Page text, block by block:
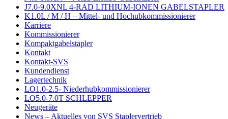
J7.0-9.0XNL 4-RAD LITHIUM-IONEN GABELSTAPLER
K1.0L / M / H – Mittel- und Hochubkommissionierer
Karriere
Kommissionierer
Kompaktgabelstapler
Kontakt
Kontakt-SVS
Kundendienst
Lagertechnik
LO1.0-2.5- Niederhubkommissionierer
LO5.0-7.0T SCHLEPPER
Neugeräte
News – Aktuelles von SVS Staplervertrieb